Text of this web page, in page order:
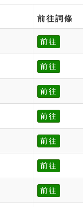
前往詞條
前往
前往
前往
前往
前往
前往
前往